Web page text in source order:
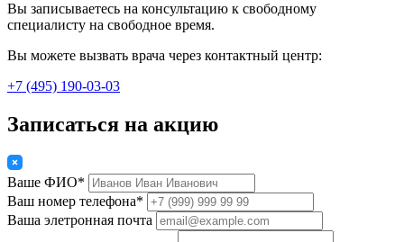
Вы записываетесь на консультацию к свободному
специалисту на свободное время.
Вы можете вызвать врача через контактный центр:
+7 (495) 190-03-03
Записаться на акцию
Ваше ФИО*
Ваш номер телефона*
Ваша элетронная почта